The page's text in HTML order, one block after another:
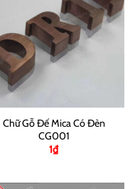
Chữ Gỗ Đế Mica Có Đèn
CG001
1₫